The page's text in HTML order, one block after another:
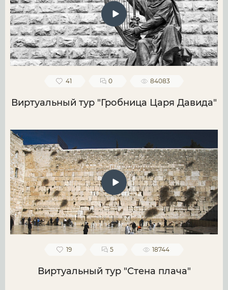
41 0 84083
Виртуальный тур "Гробница Царя Давида"
19 5 18744
Виртуальный тур "Стена плача"